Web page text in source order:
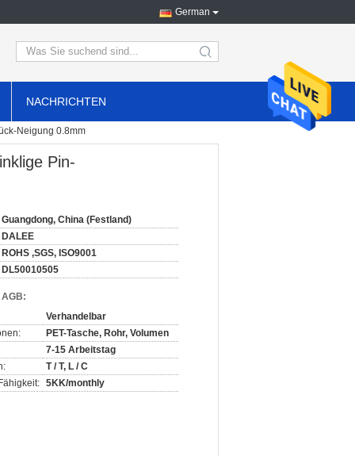
German
search
NACHRICHTEN
Neigung 0.8mm
Pin-
Guangdong, China (Festland)
DALEE
ROHS ,SGS, ISO9001
DL50010505
Verhandelbar
PET-Tasche, Rohr, Volumen
7-15 Arbeitstag
T / T, L / C
5KK/monthly